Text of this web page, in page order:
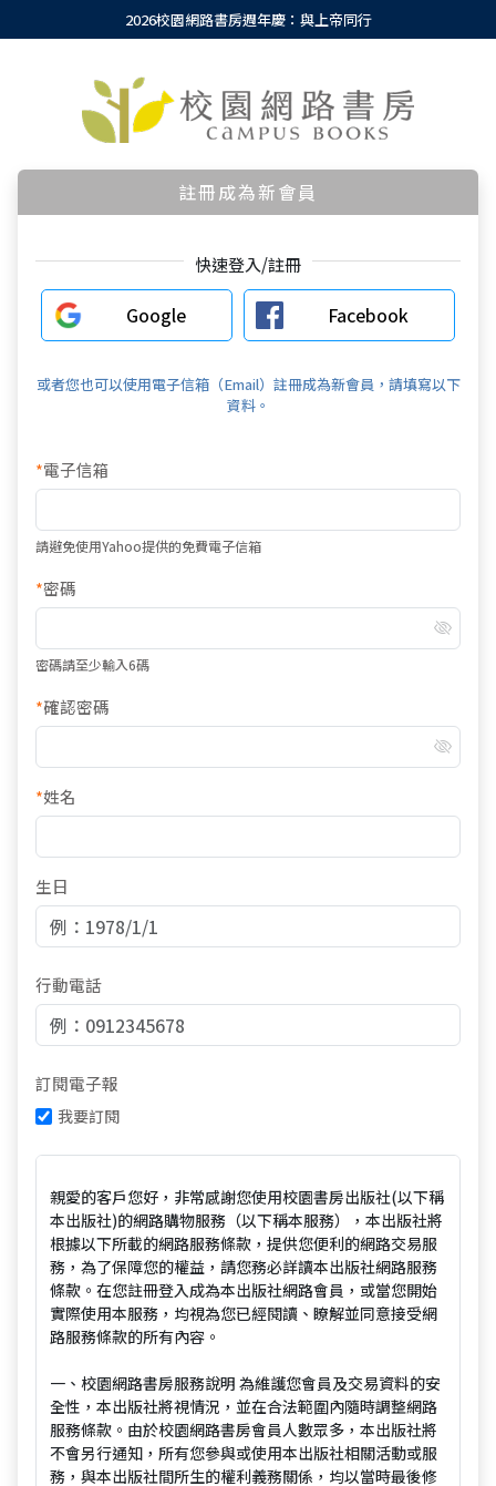
2026校園網路書房週年慶：與上帝同行
註冊成為新會員
快速登入/註冊
Google Facebook
或者您也可以使用電子信箱（Email）註冊成為新會員，請填寫以下
資料。
*電子信箱
請避免使用Yahoo提供的免費電子信箱
*密碼
密碼請至少輸入6碼
*確認密碼
*姓名
生日
行動電話
訂閱電子報
我要訂閱